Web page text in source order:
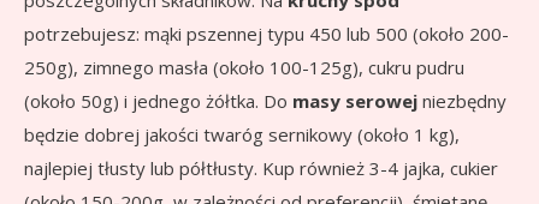
potrzebujesz: mąki pszennej typu 450 lub 500 (około 200-
250g), zimnego masła (około 100-125g), cukru pudru
(około 50g) i jednego żółtka. Do masy serowej niezbędny
będzie dobrej jakości twaróg sernikowy (około 1 kg),
najlepiej tłusty lub półtłusty. Kup również 3-4 jajka, cukier